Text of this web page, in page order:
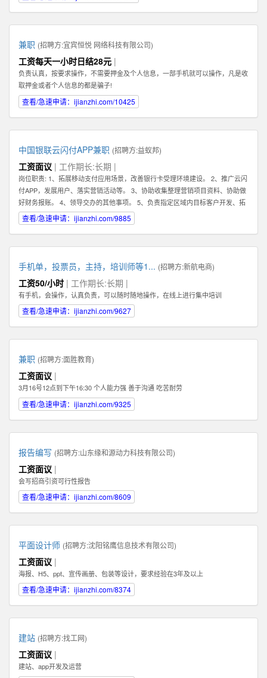
兼职 (招聘方:宜宾恒悦 网络科技有限公司)
工资每天一小时日结28元 |
负责认真，按要求操作，不需要押金及个人信息，一部手机就可以操作，凡是收
取押金或者个人信息的都是骗子!
查看/急速申请：ijianzhi.com/10425
中国银联云闪付APP兼职 (招聘方:益蚁邦)
工资面议 | 工作期长:长期 |
岗位职责: 1、拓展移动支付应用场景，改善银行卡受理环境建设。 2、推广云闪
付APP，发展用户、落实营销活动等。 3、协助收集整理营销项目资料、协助做
好财务报账。 4、领导交办的其他事项。 5、负责指定区域内目标客户开发、拓
展、维护 6、根据市场业务发展，提出积极的、符合产品的市场发展的建议和意
见。 7、迅速反馈目标市场客户的信息，及时完善服务。 8、完成销售业绩指
吃苦耐劳的精神，能够在压力下完成任务。 2、具有良好的沟通能力及客户服务
意识，可以与客户进行良好的沟通。 任职资格: 1、有强烈的责任心，以及具有
吃苦耐劳的精神，能够在压力下完成任务。 2、具有良好的沟通能力及客户服务
意识，可以与客户进行良好的沟通。
查看/急速申请：ijianzhi.com/9885
手机单，投票员，主持，培训师等1... (招聘方:新航电商)
工资50/小时 | 工作期长:长期 |
有手机，会操作，认真负责，可以随时随地操作，在线上进行集中培训
查看/急速申请：ijianzhi.com/9627
兼职 (招聘方:面胜教育)
工资面议 |
3月16号12点到下午16:30 个人能力强 善于沟通 吃苦耐劳
查看/急速申请：ijianzhi.com/9325
报告编写 (招聘方:山东缘和源动力科技有限公司)
工资面议 |
会写招商引资可行性报告
查看/急速申请：ijianzhi.com/8609
平面设计师 (招聘方:沈阳铭鹰信息技术有限公司)
工资面议 |
海报、H5、ppt、宣传画册、包装等设计，要求经验在3年及以上
查看/急速申请：ijianzhi.com/8374
建站 (招聘方:找工网)
工资面议 |
建站、app开发及运营